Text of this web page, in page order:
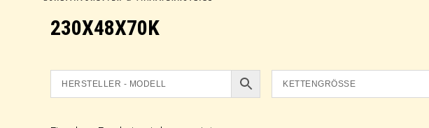
Baggerketten
230X48X70K